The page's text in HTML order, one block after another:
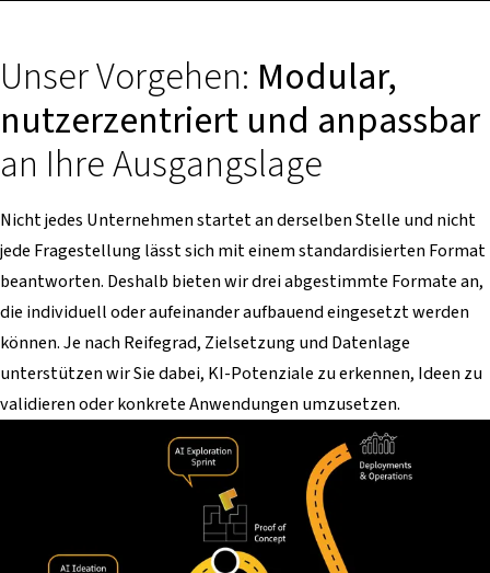
Unser Vorgehen: Modular,
nutzerzentriert und anpassbar
an Ihre Ausgangslage
Nicht jedes Unternehmen startet an derselben Stelle und nicht
jede Fragestellung lässt sich mit einem standardisierten Format
beantworten. Deshalb bieten wir drei abgestimmte Formate an,
die individuell oder aufeinander aufbauend eingesetzt werden
können. Je nach Reifegrad, Zielsetzung und Datenlage
unterstützen wir Sie dabei, KI-Potenziale zu erkennen, Ideen zu
validieren oder konkrete Anwendungen umzusetzen.